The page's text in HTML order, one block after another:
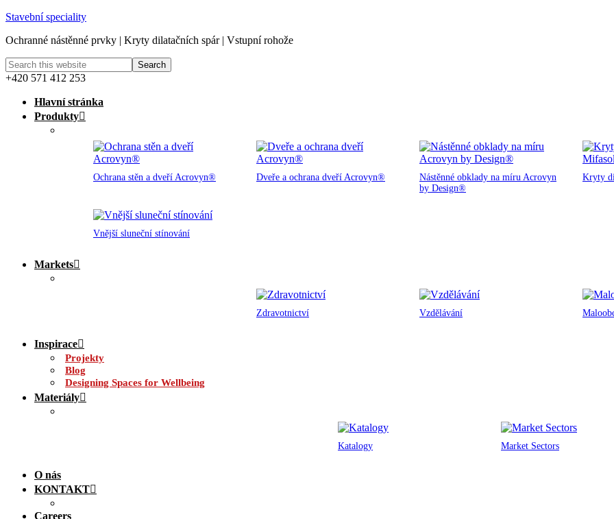
Stavební speciality
Ochranné nástěnné prvky | Kryty dilatačních spár | Vstupní rohože
+420 571 412 253
Hlavní stránka
Produkty
Ochrana stěn a dveří Acrovyn® Dveře a ochrana dveří Acrovyn®
Nástěnné obklady na míru Acrovyn
by Design®
Kryty
Vnější sluneční stínování
Markets
Zdravotnictví Vzdělávání
Inspirace
Projekty
Blog
Designing Spaces for Wellbeing
Materiály
Katalogy Market Sectors
O nás
KONTAKT
Careers